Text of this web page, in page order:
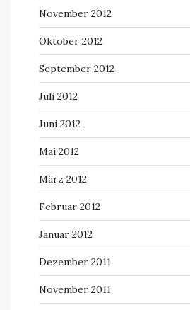
November 2012
Oktober 2012
September 2012
Juli 2012
Juni 2012
Mai 2012
März 2012
Februar 2012
Januar 2012
Dezember 2011
November 2011